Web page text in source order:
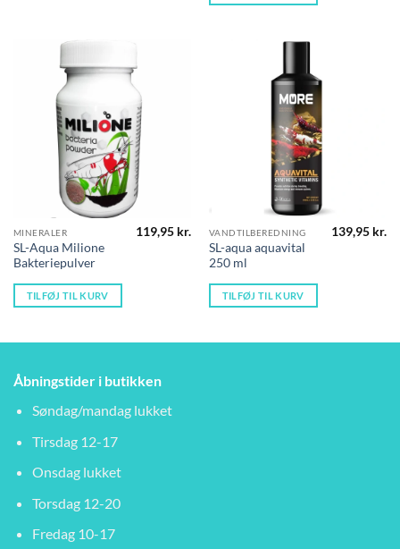
MINERALER
SL-Aqua Milione
Bakteriepulver
119,95 kr.
TILFØJ TIL KURV
VANDTILBEREDNING
SL-aqua aquavital
250 ml
139,95 kr.
TILFØJ TIL KURV
Åbningstider i butikken
Søndag/mandag lukket
Tirsdag 12-17
Onsdag lukket
Torsdag 12-20
Fredag 10-17